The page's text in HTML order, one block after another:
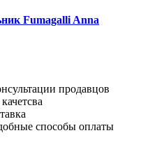
Fumagalli Anna
продавцов
способы оплаты